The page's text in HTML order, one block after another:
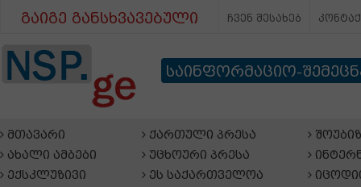
გაიგე განსხვავებული ჩვენ შესახებ
საინფორმაციო-
მთავარი
ახალი ამბები
ექსკლუზივი
ქართული პრესა
უცხოური პრესა
ეს საქართველოა